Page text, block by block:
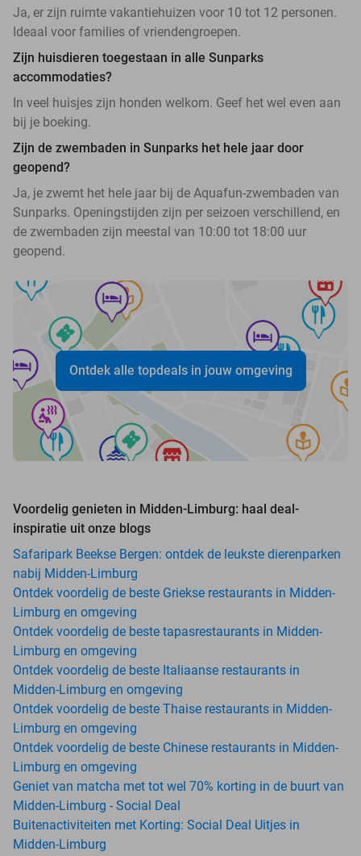
Ja, er zijn ruimte vakantiehuizen voor 10 tot 12 personen.
Ideaal voor families of vriendengroepen.
Zijn huisdieren toegestaan in alle Sunparks
accommodaties?
In veel huisjes zijn honden welkom. Geef het wel even aan
bij je boeking.
Zijn de zwembaden in Sunparks het hele jaar door
geopend?
Ja, je zwemt het hele jaar bij de Aquafun-zwembaden van
Sunparks. Openingstijden zijn per seizoen verschillend, en
de zwembaden zijn meestal van 10:00 tot 18:00 uur
geopend.
Ontdek alle topdeals in jouw omgeving
Voordelig genieten in Midden-Limburg: haal deal-
inspiratie uit onze blogs
Safaripark Beekse Bergen: ontdek de leukste dierenparken
nabij Midden-Limburg
Ontdek voordelig de beste Griekse restaurants in Midden-
Limburg en omgeving
Ontdek voordelig de beste tapasrestaurants in Midden-
Limburg en omgeving
Ontdek voordelig de beste Italiaanse restaurants in
Midden-Limburg en omgeving
Ontdek voordelig de beste Thaise restaurants in Midden-
Limburg en omgeving
Ontdek voordelig de beste Chinese restaurants in Midden-
Limburg en omgeving
Geniet van matcha met tot wel 70% korting in de buurt van
Midden-Limburg - Social Deal
Buitenactiviteiten met Korting: Social Deal Uitjes in
Midden-Limburg